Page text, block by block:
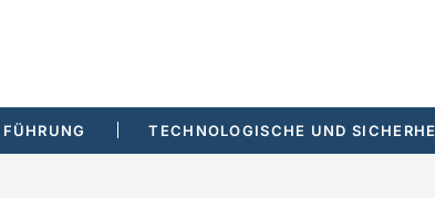
TECHNOLOGISCHE UND